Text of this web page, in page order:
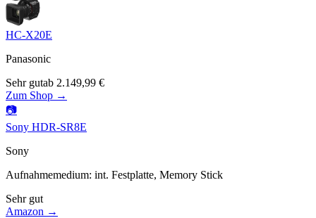
HC-X20E
Panasonic
Sehr gutab 2.149,99 €
Zum Shop →
📷
Sony HDR-SR8E
Sony
Aufnahmemedium: int. Festplatte, Memory Stick
Sehr gut
Amazon →